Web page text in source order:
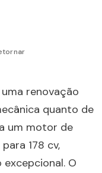
renovação
quanto de
um motor de
178 cv,
O